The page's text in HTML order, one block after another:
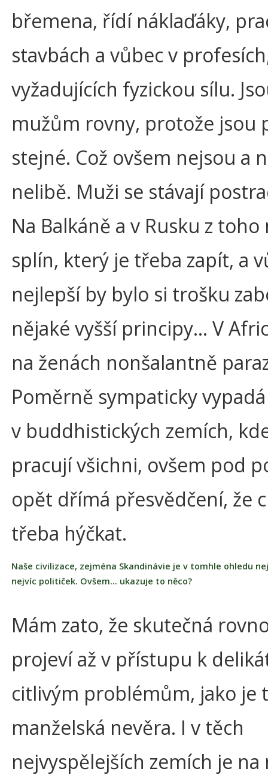
břemena, řídí náklaďáky,
stavbách a vůbec v
vyžadujících fyzickou sílu.
mužům rovny, protože jsou
stejné. Což ovšem nejsou a
nelibě. Muži se stávají
Na Balkáně a v Rusku z toho
splín, který je třeba zapít, a
nejlepší by bylo si trošku
nějaké vyšší principy… V
na ženách nonšalantně
Poměrně sympaticky
v buddhistických zemích,
pracují všichni, ovšem pod
opět dřímá přesvědčení, že
třeba hýčkat.
Naše civilizace, zejména Skandinávie je v tomhle ohledu
nejvíc političek. Ovšem... ukazuje to něco?
Mám zato, že skutečná
projeví až v přístupu k
citlivým problémům, jako je
manželská nevěra. I v těch
nejvyspělejších zemích je